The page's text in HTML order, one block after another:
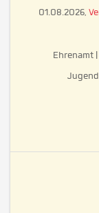
01.08.2026,
Ehrenamt